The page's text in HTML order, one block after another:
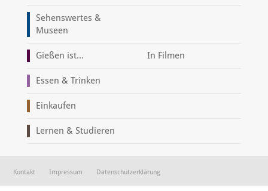
Sehenswertes &
Museen
Gießen ist... In Filmen
Essen & Trinken
Einkaufen
Lernen & Studieren
Kontakt Impressum Datenschutzerklärung